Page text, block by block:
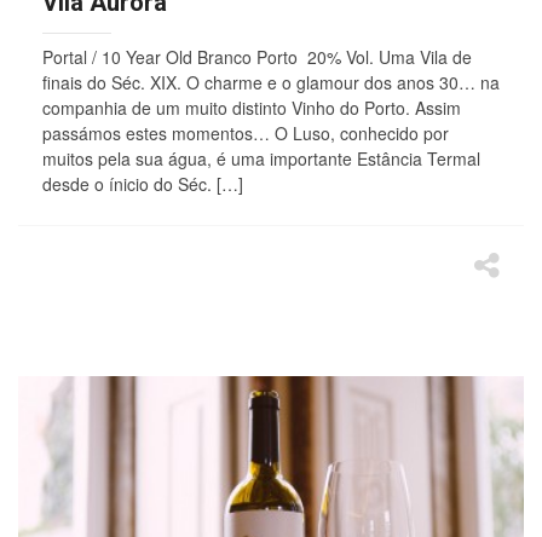
Portal / 10 Year Old Branco Porto 20% Vol. Uma Vila de
finais do Séc. XIX. O charme e o glamour dos anos 30… na
companhia de um muito distinto Vinho do Porto. Assim
passámos estes momentos… O Luso, conhecido por
muitos pela sua água, é uma importante Estância Termal
desde o ínicio do Séc. […]